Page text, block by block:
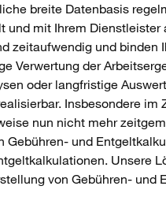
breite Datenbasis
und mit Ihrem Dienstleister
zeitaufwendig und binden
Verwertung der
oder langfristige
Insbesondere
nun nicht mehr
Gebühren- und
Unsere
von Gebühren- und